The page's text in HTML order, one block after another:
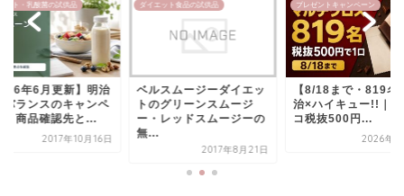
ット食品の試供品
スムージーダイエッ
グリーンスムージ
レッドスムージーの
プレゼントキャンペーン
【8/18まで・819名】明
治×ハイキュー!!｜チョ
コ税抜500円...
ヨーグルト・乳酸菌の試供品
【2026年6月更新】
メイバランスのキャ
ーン・商品確認先と
2017年10